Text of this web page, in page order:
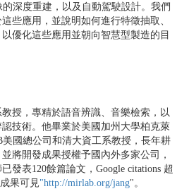
的深度重建，以及自動駕駛設計。我們
些應用，並說明如何進行特徵抽取、
優化這些應用並朝向智慧型製造的目
授，專精於語音辨識、音樂檢索，以
技術。他畢業於美國加州大學柏克萊
美國總公司和清大資工系教授，長年耕
將開發成果授權予國內外多家公司，
發表120餘篇論文， Google citations 超
果可見"http://mirlab.org/jang"。